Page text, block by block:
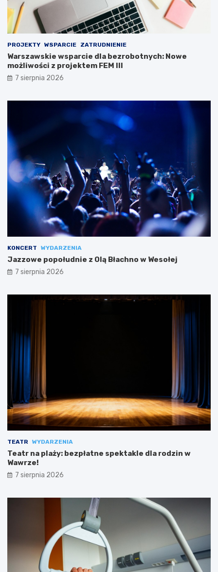
PROJEKTY WSPARCIE ZATRUDNIENIE
Warszawskie wsparcie dla bezrobotnych: Nowe
możliwości z projektem FEM III
7 sierpnia 2026
KONCERT WYDARZENIA
Jazzowe popołudnie z Olą Błachno w Wesołej
7 sierpnia 2026
TEATR WYDARZENIA
Teatr na plaży: bezpłatne spektakle dla rodzin w
Wawrze!
7 sierpnia 2026